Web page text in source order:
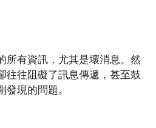
所有資訊，尤其是壞消息。然
往往阻礙了訊息傳遞，甚至鼓
現的問題。